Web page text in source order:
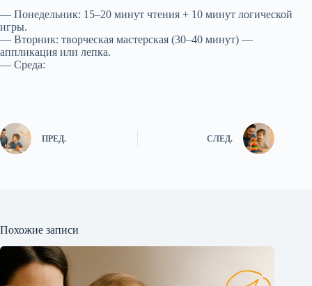
— Понедельник: 15–20 минут чтения + 10 минут логической
игры.
— Вторник: творческая мастерская (30–40 минут) —
аппликация или лепка.
— Среда:
ПРЕД. СЛЕД.
Похожие записи